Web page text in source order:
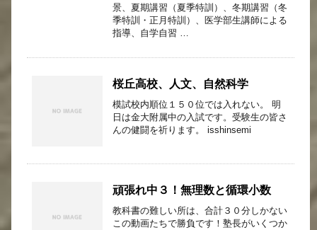
景、夏期講習（夏季特訓）、冬期講習（冬
季特訓・正月特訓）、医学部生講師による
指導、自学自習 …
桜丘高校、人文、自然科学
模試校内順位１５０位では入れない。 明
日は金大附属中の入試です。受験生の皆さ
んの健闘を祈ります。 isshinsemi
頑張れ中３！無理数と循環小数
教科書の難しい所は、合計３０分しかない
この動画たちで勝負です！塾長がいくつか